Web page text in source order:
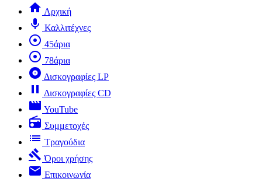
home Αρχική
mic Καλλιτέχνες
adjust 45άρια
adjust 78άρια
album Δισκογραφίες LP
pause Δισκογραφίες CD
movie YouTube
radio Συμμετοχές
list Τραγούδια
gavel Όροι χρήσης
mail Επικοινωνία